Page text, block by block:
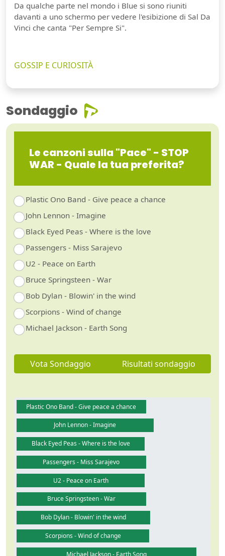
Da qualche parte nel mondo i Blue si sono riuniti
davanti a uno schermo per vedere l'esibizione di Sal Da
Vinci che canta "Per Sempre Si".
GOSSIP E CURIOSITÀ
Sondaggio
Le canzoni sulla "Pace" - STOP
WAR - Quale la tua preferita?
Plastic Ono Band - Give peace a chance
John Lennon - Imagine
Black Eyed Peas - Where is the love
Passengers - Miss Sarajevo
U2 - Peace on Earth
Bruce Springsteen - War
Bob Dylan - Blowin' in the wind
Scorpions - Wind of change
Michael Jackson - Earth Song
Vota Sondaggio Risultati sondaggio
Plastic Ono Band - Give peace a chance
John Lennon - Imagine
Black Eyed Peas - Where is the love
Passengers - Miss Sarajevo
U2 - Peace on Earth
Bruce Springsteen - War
Bob Dylan - Blowin' in the wind
Scorpions - Wind of change
Michael Jackson - Earth Song